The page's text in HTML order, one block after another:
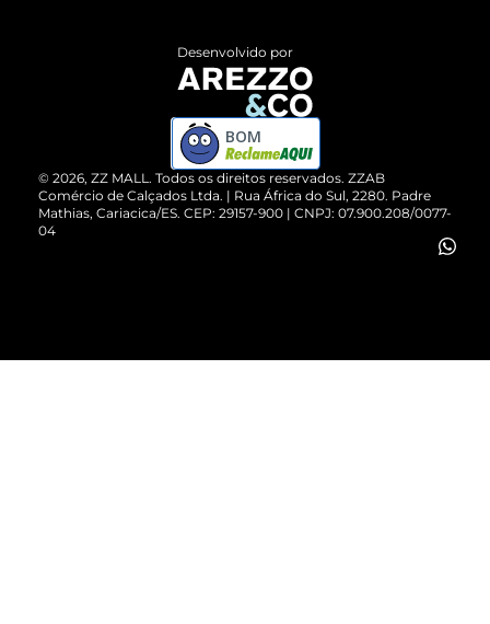
ZZ MALL é confiável
Cartão Presente
Vendas Corporativas
Devolução do Produto
Compre pelo WhatsApp
© 2026, ZZ MALL. Todos os direitos reservados. ZZAB
Comércio de Calçados Ltda. | Rua África do Sul, 2280. Padre
Mathias, Cariacica/ES. CEP: 29157-900 | CNPJ: 07.900.208/0077-
04
Desenvolvido por
BOM